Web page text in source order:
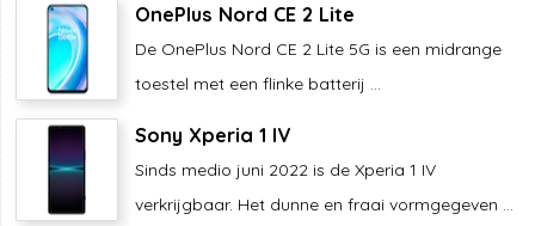
OnePlus Nord CE 2 Lite
De OnePlus Nord CE 2 Lite 5G is een midrange
toestel met een flinke batterij ...
Sony Xperia 1 IV
Sinds medio juni 2022 is de Xperia 1 IV
verkrijgbaar. Het dunne en fraai vormgegeven ...